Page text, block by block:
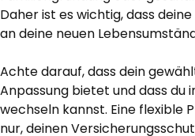
Daher ist es wichtig, dass deine
an deine neuen
Achte darauf, dass dein
Anpassung bietet und dass du
wechseln kannst. Eine flexible
nur, deinen